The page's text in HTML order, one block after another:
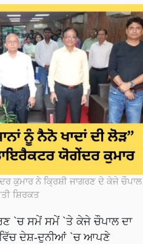
ਕੁਮਾਰ ਨੇ ਕ੍ਰਿਸ਼ੀ ਜਾਗਰਣ ਦੇ ਕੇਜੇ ਚੌਪਾਲ
ਸ਼ਿਰਕਤ
`ਚ ਸਮੇਂ ਸਮੇਂ `ਤੇ ਕੇਜੇ ਚੌਪਾਲ ਦਾ
ਵਿੱਚ ਦੇਸ਼-ਦੁਨੀਆਂ `ਚ ਆਪਣੇ